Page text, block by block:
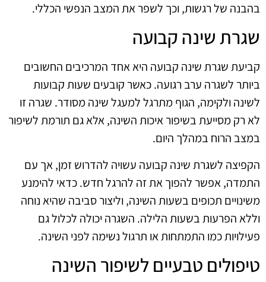
בהבנה של רגשות, וכך לשפר את המצב הנפשי הכללי.
שגרת שינה קבועה
קביעת שגרת שינה קבועה היא אחד המרכיבים החשובים
ביותר לשגרה ערב רגועה. כאשר קובעים שעות קבועות
לשינה ולקימה, הגוף מתרגל למעגל שינה מסודר. שגרה זו
לא רק מסייעת בשיפור איכות השינה, אלא גם תורמת לשיפור
במצב הרוח במהלך היום.
הקפיצה לשגרת שינה קבועה עשויה להדרוש זמן, אך עם
התמדה, אפשר להפוך את זה להרגל חדש. כדאי להימנע
משינויים תכופים בשעות השינה, וליצור סביבה שהיא נוחה
וללא הפרעות בשעות הלילה. השגרה יכולה לכלול גם
פעילויות כמו התמתחות או תרגול נשימה לפני השינה.
טיפולים טבעיים לשיפור השינה